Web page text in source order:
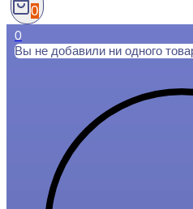
0
0
Вы не добавили ни одного